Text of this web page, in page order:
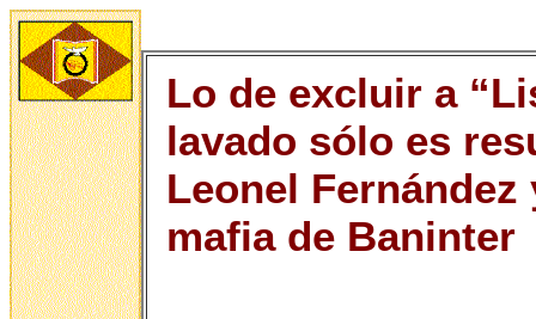
Lo de excluir a
lavado sólo es
Leonel
mafia de Baninter